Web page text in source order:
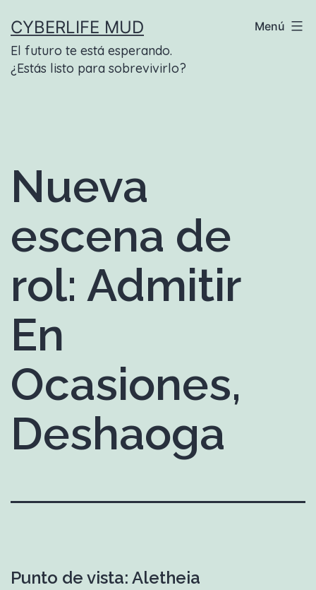
contenido
CYBERLIFE MUD
El futuro te está esperando.
¿Estás listo para sobrevivirlo?
Menú
Nueva
escena de
rol: Admitir
En
Ocasiones,
Deshaoga
Punto de vista: Aletheia